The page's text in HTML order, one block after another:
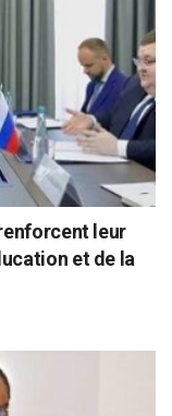
leur
et de la